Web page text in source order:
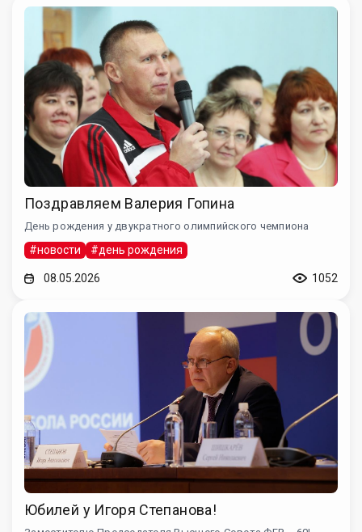
Поздравляем Валерия Гопина
День рождения у двукратного олимпийского чемпиона
#новости #день рождения
08.05.2026 1052
Юбилей у Игоря Степанова!